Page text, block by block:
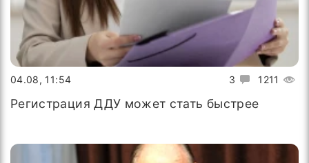
3 1211
04.08, 11:54
Регистрация ДДУ может стать быстрее